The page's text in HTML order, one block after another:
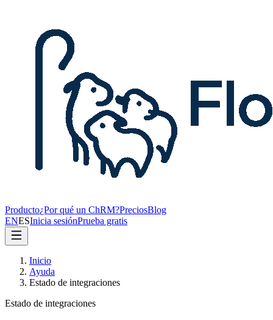
Producto¿Por qué un ChRM?PreciosBlog
ENESInicia sesiónPrueba gratis
Inicio
Ayuda
Estado de integraciones
Estado de integraciones